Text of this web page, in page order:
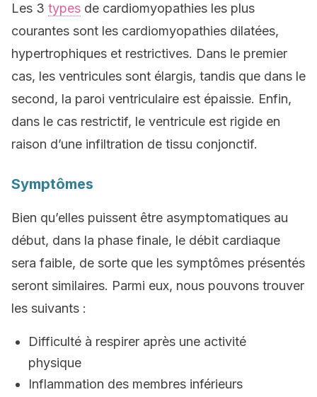
Les 3 types de cardiomyopathies les plus
courantes sont les cardiomyopathies dilatées,
hypertrophiques et restrictives. Dans le premier
cas, les ventricules sont élargis, tandis que dans le
second, la paroi ventriculaire est épaissie. Enfin,
dans le cas restrictif, le ventricule est rigide en
raison d’une infiltration de tissu conjonctif.
Symptômes
Bien qu’elles puissent être asymptomatiques au
début, dans la phase finale, le débit cardiaque
sera faible, de sorte que les symptômes présentés
seront similaires. Parmi eux, nous pouvons trouver
les suivants :
Difficulté à respirer après une activité
physique
Inflammation des membres inférieurs